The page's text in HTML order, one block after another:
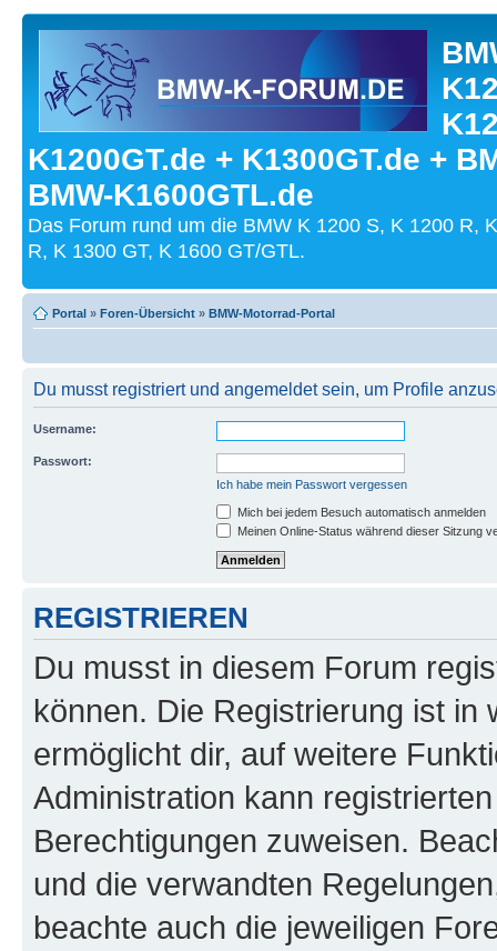
K1200GT.de + K1300GT.de +
BMW-K1600GTL.de
Das Forum rund um die BMW K 1200 S, K 1200 R,
R, K 1300 GT, K 1600 GT/GTL.
Portal » Foren-Übersicht » BMW-Motorrad-Portal
Du musst registriert und angemeldet sein, um Profile
Username:
Passwort:
Ich habe mein Passwort vergessen
Mich bei jedem Besuch automatisch anmelden
Meinen Online-Status während dieser Sitzung
REGISTRIEREN
Du musst in diesem Forum
können. Die Registrierung ist in
ermöglicht dir, auf weitere
Administration kann
Berechtigungen zuweisen.
und die verwandten
beachte auch die jeweiligen